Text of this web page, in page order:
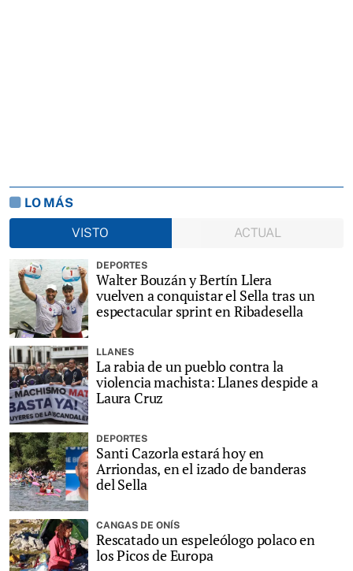
LO MÁS
VISTO
ACTUAL
DEPORTES
Walter Bouzán y Bertín Llera
vuelven a conquistar el Sella tras un
espectacular sprint en Ribadesella
LLANES
La rabia de un pueblo contra la
violencia machista: Llanes despide a
Laura Cruz
DEPORTES
Santi Cazorla estará hoy en
Arriondas, en el izado de banderas
del Sella
CANGAS DE ONÍS
Rescatado un espeleólogo polaco en
los Picos de Europa